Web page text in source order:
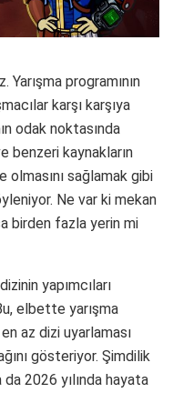
programının
karşı karşıya
odak noktasında
benzeri kaynakların
sağlamak gibi
Ne var ki mekan
birden fazla yerin mi
yapımcıları
elbette yarışma
az dizi uyarlaması
gösteriyor. Şimdilik
2026 yılında hayata